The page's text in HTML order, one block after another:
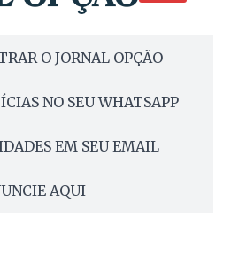
O JORNAL OPÇÃO
NO SEU WHATSAPP
EM SEU EMAIL
AQUI